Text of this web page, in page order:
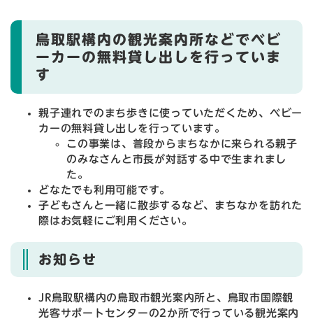
鳥取駅構内の観光案内所などでベビ
ーカーの無料貸し出しを行っていま
す
親子連れでのまち歩きに使っていただくため、ベビー
カーの無料貸し出しを行っています。
この事業は、普段からまちなかに来られる親子
のみなさんと市長が対話する中で生まれまし
た。
どなたでも利用可能です。
子どもさんと一緒に散歩するなど、まちなかを訪れた
際はお気軽にご利用ください。
お知らせ
JR鳥取駅構内の鳥取市観光案内所と、鳥取市国際観
光客サポートセンターの2か所で行っている観光案内